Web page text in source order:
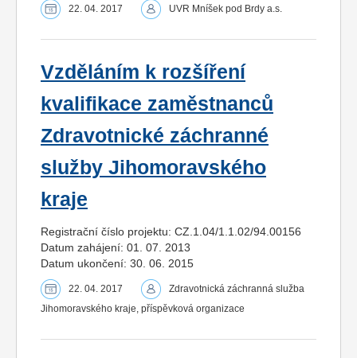
22. 04. 2017 UVR Mníšek pod Brdy a.s.
Vzděláním k rozšíření
kvalifikace zaměstnanců
Zdravotnické záchranné
služby Jihomoravského
kraje
Registrační číslo projektu: CZ.1.04/1.1.02/94.00156
Datum zahájení: 01. 07. 2013
Datum ukončení: 30. 06. 2015
22. 04. 2017
Zdravotnická záchranná služba
Jihomoravského kraje, příspěvková organizace